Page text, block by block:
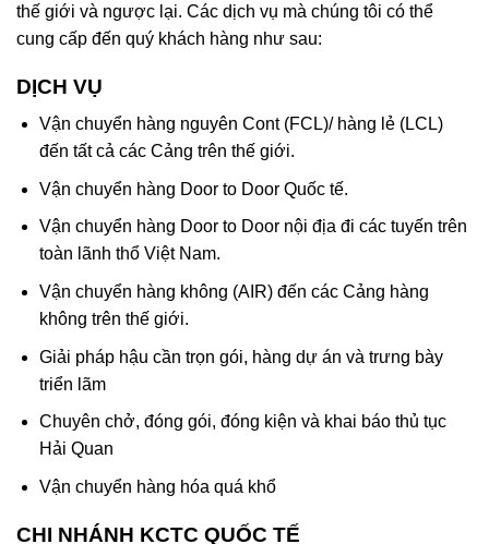
thế giới và ngược lại. Các dịch vụ mà chúng tôi có thể
cung cấp đến quý khách hàng như sau:
DỊCH VỤ
Vận chuyển hàng nguyên Cont (FCL)/ hàng lẻ (LCL)
đến tất cả các Cảng trên thế giới.
Vận chuyển hàng Door to Door Quốc tế.
Vận chuyển hàng Door to Door nội địa đi các tuyến trên
toàn lãnh thổ Việt Nam.
Vận chuyển hàng không (AIR) đến các Cảng hàng
không trên thế giới.
Giải pháp hậu cần trọn gói, hàng dự án và trưng bày
triển lãm
Chuyên chở, đóng gói, đóng kiện và khai báo thủ tục
Hải Quan
Vận chuyển hàng hóa quá khổ
CHI NHÁNH KCTC QUỐC TẾ